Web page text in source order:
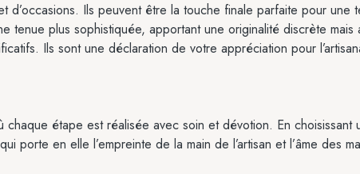
d’occasions. Ils peuvent être la touche finale parfaite pour
tenue plus sophistiquée, apportant une originalité discrète
Ils sont une déclaration de votre appréciation pour
chaque étape est réalisée avec soin et dévotion. En
porte en elle l’empreinte de la main de l’artisan et l’âme des